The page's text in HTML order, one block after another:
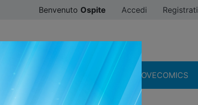
Benvenuto Ospite Accedi Registrati
DIGISTAR #ILOVEMANGA #ILOVECOMICS